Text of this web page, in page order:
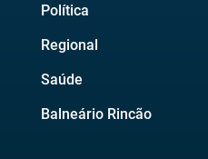
Política
Regional
Saúde
Balneário Rincão